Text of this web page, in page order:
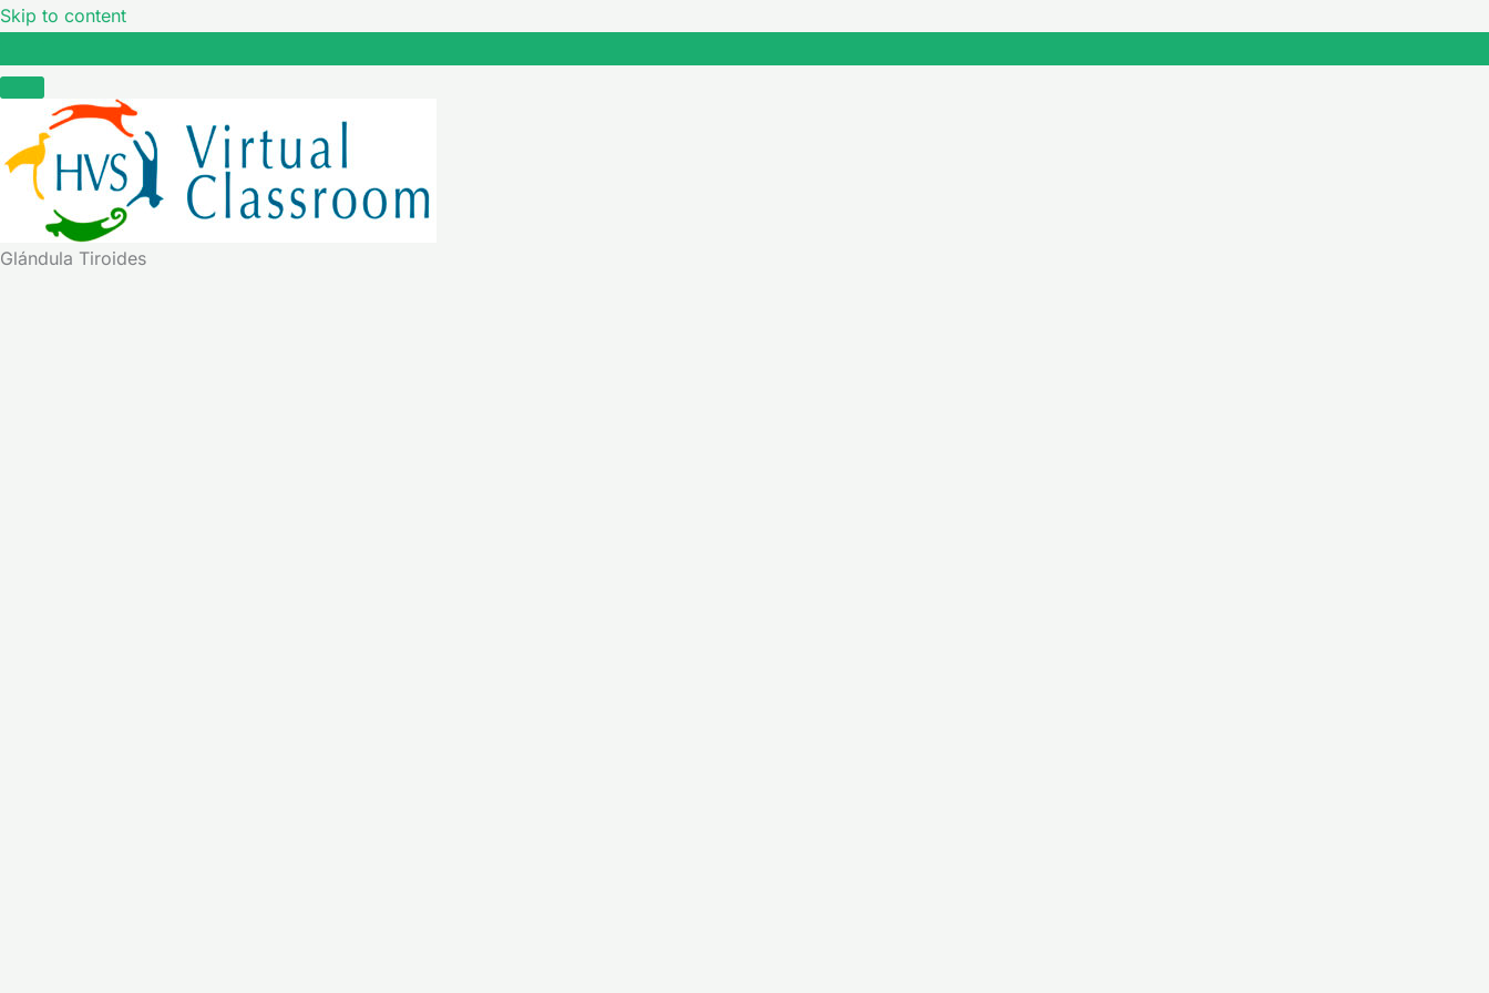
Skip to content
Glándula Tiroides